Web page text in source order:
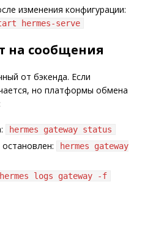
изменения конфигурации:
hermes-serve
на сообщения
от бэкенда. Если
но платформы обмена
hermes gateway status
hermes gateway
hermes logs gateway -f